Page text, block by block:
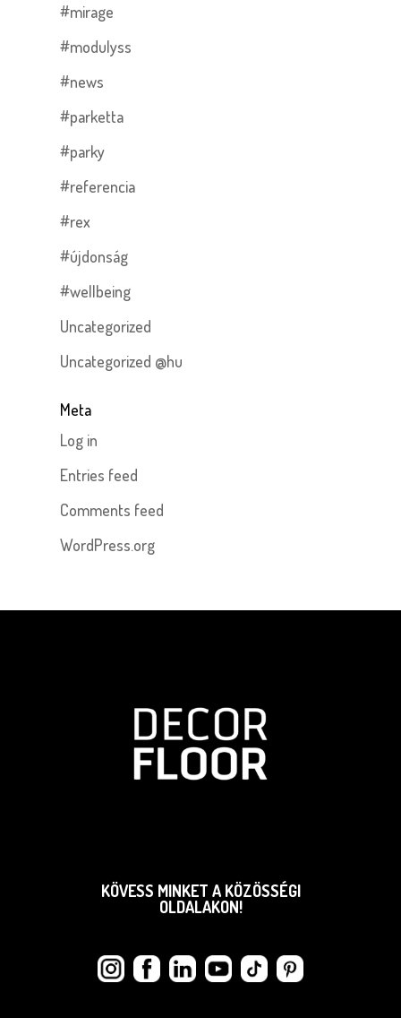
#mirage
#modulyss
#news
#parketta
#parky
#referencia
#rex
#újdonság
#wellbeing
Uncategorized
Uncategorized @hu
Meta
Log in
Entries feed
Comments feed
WordPress.org
KÖVESS MINKET A KÖZÖSSÉGI
OLDALAKON!